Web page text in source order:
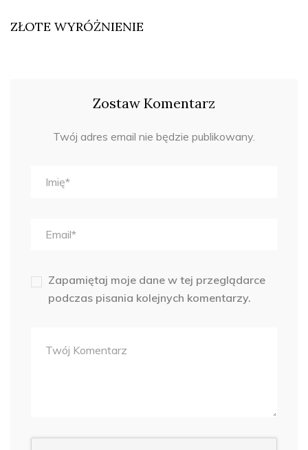
ZŁOTE WYRÓŻNIENIE
Zostaw Komentarz
Twój adres email nie będzie publikowany.
Zapamiętaj moje dane w tej przeglądarce
podczas pisania kolejnych komentarzy.